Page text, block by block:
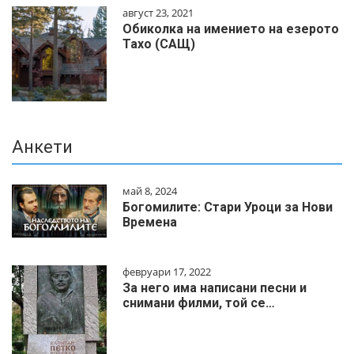
август 23, 2021
Обиколка на имението на езерото
Тахо (САЩ)
Анкети
май 8, 2024
Богомилите: Стари Уроци за Нови
Времена
февруари 17, 2022
За него има написани песни и
снимани филми, той се…